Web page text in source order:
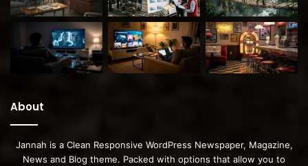
About
Jannah is a Clean Responsive WordPress Newspaper, Magazine,
News and Blog theme. Packed with options that allow you to